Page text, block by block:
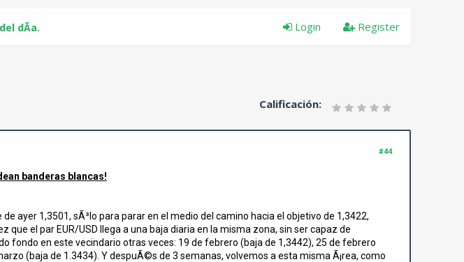
dÃ­a. Register
Login
Calificación:
#44
banderas blancas!
ayer 1,3501, sÃ³lo para parar en el medio del camino hacia el objetivo de 1,3422,
que el par EUR/USD llega a una baja diaria en la misma zona, sin ser capaz de
fondo en este vecindario otras veces: 19 de febrero (baja de 1,3442), 25 de febrero
(baja de 1.3434). Y despuÃ©s de 3 semanas, volvemos a esta misma Ã¡rea, como